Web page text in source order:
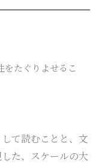
をたぐりよせるこ
て読むことと、文
た、スケールの大